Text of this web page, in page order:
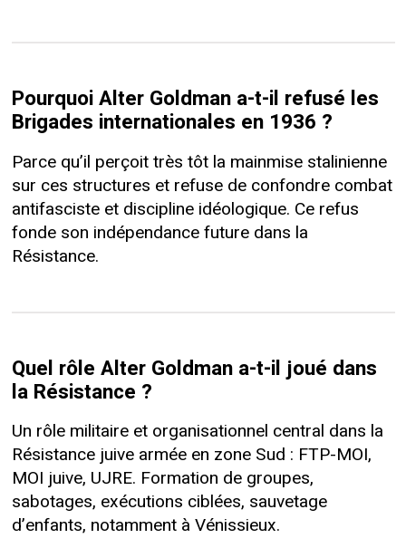
Pourquoi Alter Goldman a-t-il refusé les
Brigades internationales en 1936 ?
Parce qu’il perçoit très tôt la mainmise stalinienne
sur ces structures et refuse de confondre combat
antifasciste et discipline idéologique. Ce refus
fonde son indépendance future dans la
Résistance.
Quel rôle Alter Goldman a-t-il joué dans
la Résistance ?
Un rôle militaire et organisationnel central dans la
Résistance juive armée en zone Sud : FTP-MOI,
MOI juive, UJRE. Formation de groupes,
sabotages, exécutions ciblées, sauvetage
d’enfants, notamment à Vénissieux.